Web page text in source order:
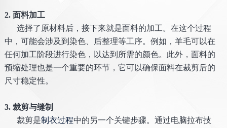
2. 面料加工
选择了原材料后，接下来就是面料的加工。在这个过程
中，可能会涉及到染色、后整理等工序。例如，羊毛可以在
任何加工阶段进行染色，以达到所需的颜色。此外，面料的
预缩处理也是一个重要的环节，它可以确保面料在裁剪后的
尺寸稳定性。
3. 裁剪与缝制
裁剪是制衣过程中的另一个关键步骤。通过电脑拉布技